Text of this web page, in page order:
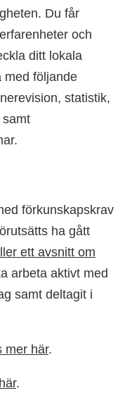
Du får
och
ditt lokala
med följande
statistik,
samt
förkunskapskrav
ha gått
ett avsnitt om
arbeta aktivt med
samt deltagit i
mer här.
.